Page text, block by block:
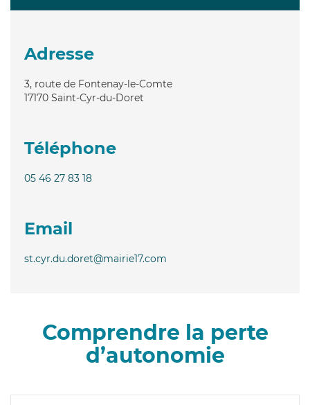
Adresse
3, route de Fontenay-le-Comte
17170 Saint-Cyr-du-Doret
Téléphone
05 46 27 83 18
Email
st.cyr.du.doret@mairie17.com
Comprendre la perte
d’autonomie